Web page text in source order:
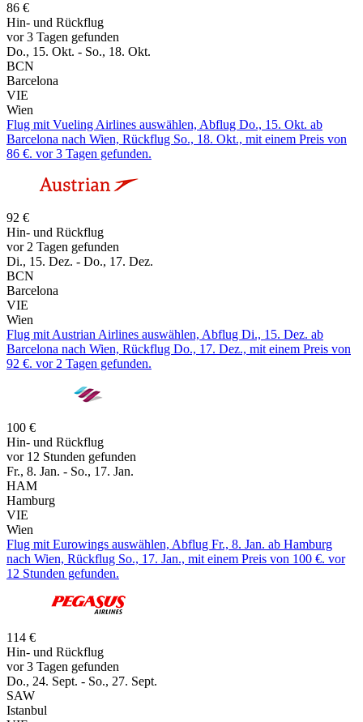
86 €
Hin- und Rückflug
vor 3 Tagen gefunden
Do., 15. Okt. - So., 18. Okt.
BCN
Barcelona
VIE
Wien
Flug mit Vueling Airlines auswählen, Abflug Do., 15. Okt. ab
Barcelona nach Wien, Rückflug So., 18. Okt., mit einem Preis von
86 €. vor 3 Tagen gefunden.
92 €
Hin- und Rückflug
vor 2 Tagen gefunden
Di., 15. Dez. - Do., 17. Dez.
BCN
Barcelona
VIE
Wien
Flug mit Austrian Airlines auswählen, Abflug Di., 15. Dez. ab
Barcelona nach Wien, Rückflug Do., 17. Dez., mit einem Preis von
92 €. vor 2 Tagen gefunden.
100 €
Hin- und Rückflug
vor 12 Stunden gefunden
Fr., 8. Jan. - So., 17. Jan.
HAM
Hamburg
VIE
Wien
Flug mit Eurowings auswählen, Abflug Fr., 8. Jan. ab Hamburg
nach Wien, Rückflug So., 17. Jan., mit einem Preis von 100 €. vor
12 Stunden gefunden.
114 €
Hin- und Rückflug
vor 3 Tagen gefunden
Do., 24. Sept. - So., 27. Sept.
SAW
Istanbul